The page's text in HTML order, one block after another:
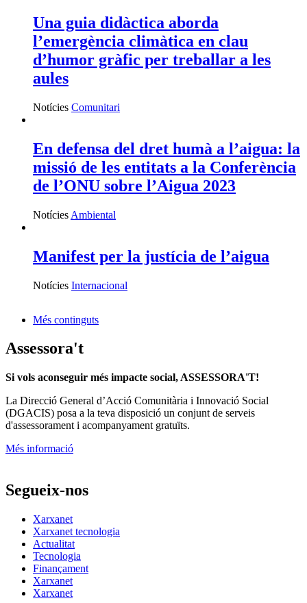
Una guia didàctica aborda
l’emergència climàtica en clau
d’humor gràfic per treballar a les
aules
Notícies Comunitari
En defensa del dret humà a l’aigua: la
missió de les entitats a la Conferència
de l’ONU sobre l’Aigua 2023
Notícies Ambiental
Manifest per la justícia de l’aigua
Notícies Internacional
Més continguts
Assessora't
Si vols aconseguir més impacte social, ASSESSORA'T!
La Direcció General d’Acció Comunitària i Innovació Social
(DGACIS) posa a la teva disposició un conjunt de serveis
d'assessorament i acompanyament gratuïts.
Més informació
Segueix-nos
Xarxanet
Xarxanet tecnologia
Actualitat
Tecnologia
Finançament
Xarxanet
Xarxanet